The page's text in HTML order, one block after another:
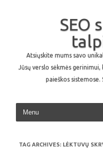
SEO
Atsiųskite mums savo
Jūsų verslo sėkmės
paieškos
TAG ARCHIVES: LĖKTUVŲ